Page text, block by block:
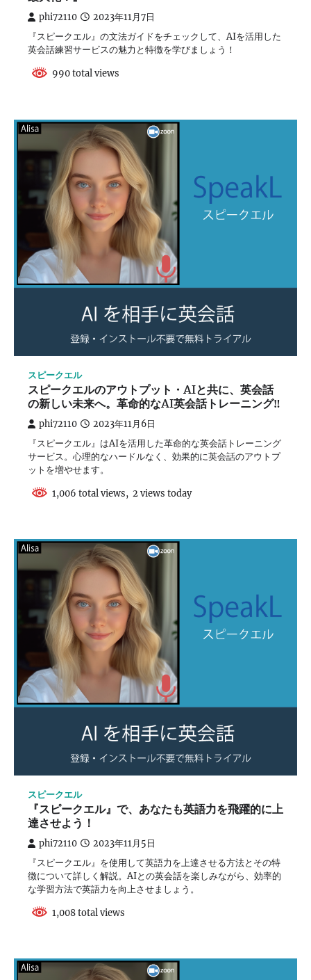
phi72110 2023年11月7日
『スピークエル』の文法ガイドをチェックして、AIを活用した
英会話練習サービスの魅力と特徴を学びましょう！
990 total views
スピークエル
スピークエルのアウトプット・AIと共に、英会話
の新しい未来へ。革命的なAI英会話トレーニング‼
phi72110 2023年11月6日
『スピークエル』はAIを活用した革命的な英会話トレーニング
サービス。心理的なハードルなく、効果的に英会話のアウトプ
ットを増やせます。
1,006 total views, 2 views today
スピークエル
『スピークエル』で、あなたも英語力を飛躍的に上
達させよう！
phi72110 2023年11月5日
『スピークエル』を使用して英語力を上達させる方法とその特
徴について詳しく解説。AIとの英会話を楽しみながら、効率的
な学習方法で英語力を向上させましょう。
1,008 total views